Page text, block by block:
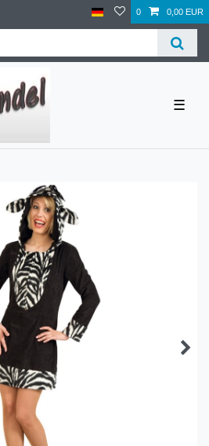
0 0,00 EUR
☰